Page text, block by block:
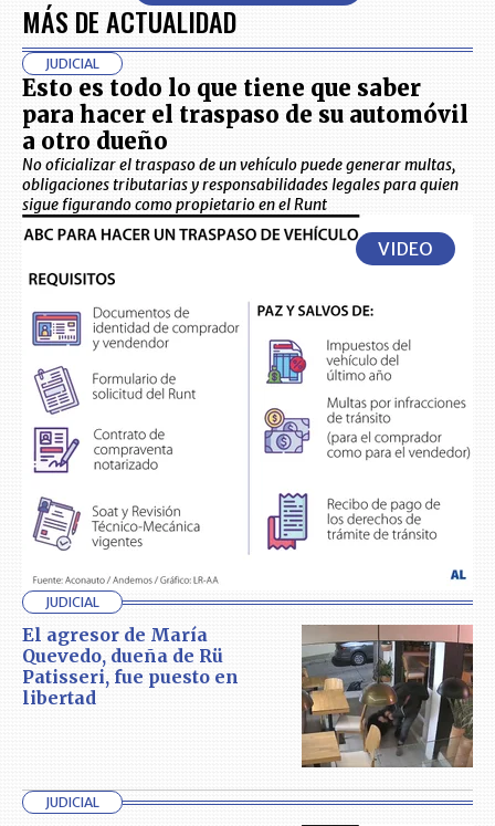
MÁS DE ACTUALIDAD
JUDICIAL
Esto es todo lo que tiene que saber
para hacer el traspaso de su automóvil
a otro dueño
No oficializar el traspaso de un vehículo puede generar multas,
obligaciones tributarias y responsabilidades legales para quien
sigue figurando como propietario en el Runt
VIDEO
JUDICIAL
El agresor de María
Quevedo, dueña de Rü
Patisseri, fue puesto en
libertad
JUDICIAL